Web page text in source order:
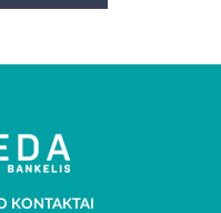
KONTAKTAI